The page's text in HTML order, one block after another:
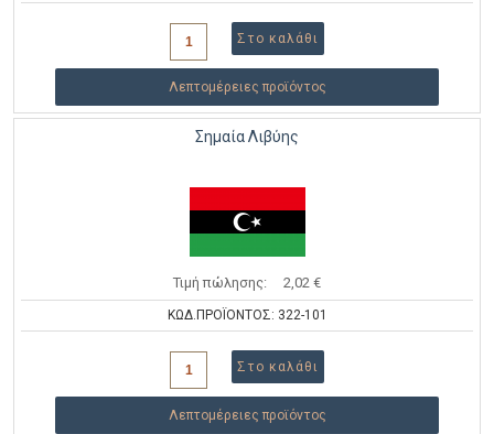
Λεπτομέρειες προϊόντος
Σημαία Λιβύης
Τιμή πώλησης: 2,02 €
ΚΩΔ.ΠΡΟΪΟΝΤΟΣ: 322-101
Λεπτομέρειες προϊόντος